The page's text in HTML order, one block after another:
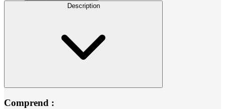
Description
Comprend :